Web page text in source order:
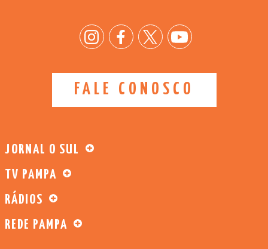
FALE CONOSCO
JORNAL O SUL
TV PAMPA
RÁDIOS
REDE PAMPA